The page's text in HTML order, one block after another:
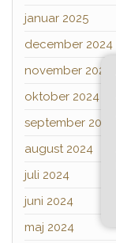
januar 2025
december 2024
november 2024
oktober 2024
september 2024
august 2024
juli 2024
juni 2024
maj 2024